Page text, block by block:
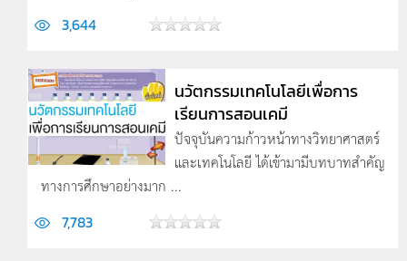
3,644
นวัตกรรมเทคโนโลยีเพื่อการ
เรียนการสอนเคมี
ปัจจุบันความก้าวหน้าทางวิทยาศาสตร์
และเทคโนโลยี ได้เข้ามามีบทบาทสำคัญ
ทางการศึกษาอย่างมาก ...
7,783